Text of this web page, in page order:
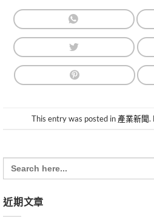
This entry was posted in 產業新聞.
Search
for:
近期文章